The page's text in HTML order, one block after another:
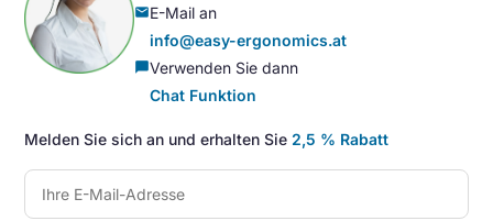
mailE-Mail an
info@easy-ergonomics.at
chat_bubbleVerwenden Sie dann
Chat Funktion
Melden Sie sich an und erhalten Sie 2,5 % Rabatt